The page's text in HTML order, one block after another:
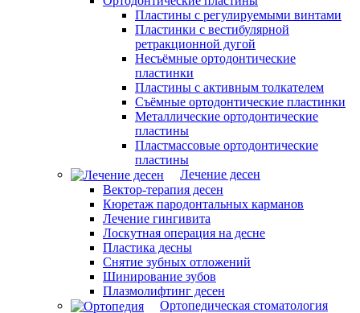
Пластины с регулируемыми винтами
Пластинки с вестибулярной
ретракционной дугой
Несъёмные ортодонтические
пластинки
Пластины с активным толкателем
Съёмные ортодонтические пластинки
Металлические ортодонтические
пластины
Пластмассовые ортодонтические
пластины
Лечение десен
Вектор-терапия десен
Кюретаж пародонтальных карманов
Лечение гингивита
Лоскутная операция на десне
Пластика десны
Снятие зубных отложений
Шинирование зубов
Плазмолифтинг десен
Ортопедическая стоматология